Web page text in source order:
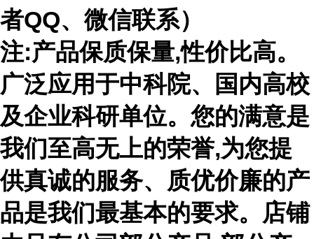
者QQ、微信联系）
注:产品保质保量,性价比高。
广泛应用于中科院、国内高校
及企业科研单位。您的满意是
我们至高无上的荣誉,为您提
供真诚的服务、质优价廉的产
品是我们最基本的要求。店铺